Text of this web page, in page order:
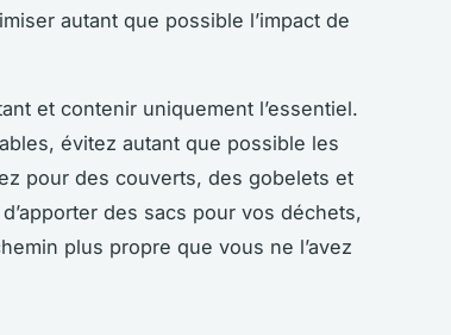
autant que possible l’impact de
et contenir uniquement l’essentiel.
évitez autant que possible les
pour des couverts, des gobelets et
des sacs pour vos déchets,
plus propre que vous ne l’avez